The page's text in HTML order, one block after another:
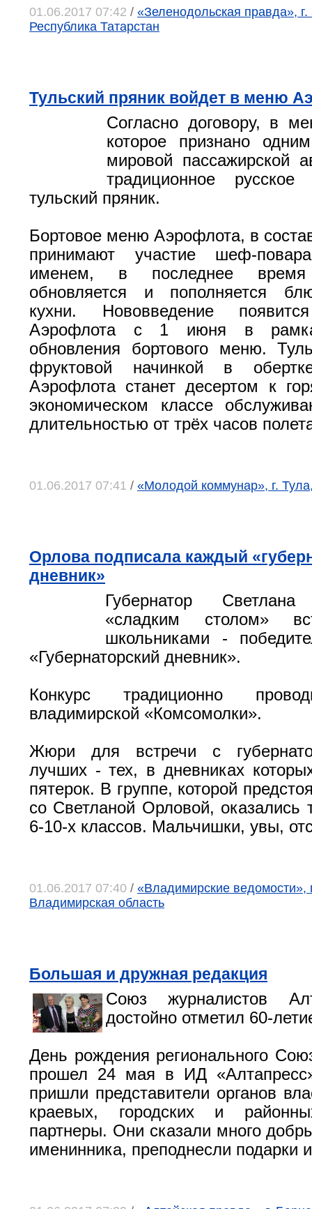
01.06.2017 07:42 / «Зеленодольская правда»,
Республика Татарстан
Тульский пряник войдет в меню
Согласно договору, в
которое признано
мировой пассажирской
традиционное
тульский пряник.
Бортовое меню Аэрофлота, в
принимают участие шеф-
именем, в последнее время
обновляется и пополняется
кухни. Нововведение
Аэрофлота с 1 июня в
обновления бортового меню.
фруктовой начинкой в
Аэрофлота станет десертом к
экономическом классе
длительностью от трёх часов
01.06.2017 07:41 / «Молодой коммунар», г.
Орлова подписала каждый
дневник»
Губернатор
«сладким столом»
школьниками -
«Губернаторский дневник».
Конкурс традиционно
владимирской «Комсомолки».
Жюри для встречи с
лучших - тех, в дневниках
пятерок. В группе, которой
со Светланой Орловой, оказались
6-10-х классов. Мальчишки, увы,
01.06.2017 07:40 / «Владимирские ведомости»,
Владимирская область
Большая и дружная редакция
Союз журналистов
достойно отметил 60-
День рождения регионального
прошел 24 мая в ИД
пришли представители органов
краевых, городских и
партнеры. Они сказали много
именинника, преподнесли подарки